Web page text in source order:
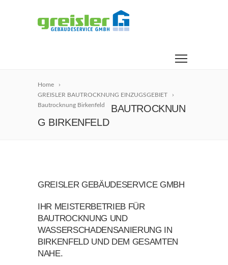
Home
GREISLER BAUTROCKNUNG EINZUGSGEBIET
Bautrocknung Birkenfeld
BAUTROCKNUN
G BIRKENFELD
GREISLER GEBÄUDESERVICE GMBH
IHR MEISTERBETRIEB FÜR
BAUTROCKNUNG UND
WASSERSCHADENSANIERUNG IN
BIRKENFELD UND DEM GESAMTEN
NAHE.